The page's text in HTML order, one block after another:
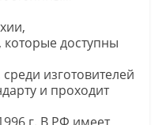
доступны
изготовителей
и проходит